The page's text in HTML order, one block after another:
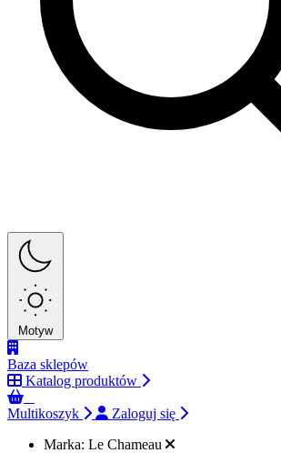
Motyw
Baza sklepów
Katalog produktów
Multikoszyk
Zaloguj się
Marka: Le Chameau